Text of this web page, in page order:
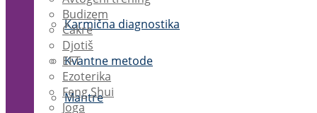
Karmična diagnostika
Kvantne metode
Mantre
Budizem
Čakre
Djotiš
EFT
Ezoterika
Feng Shui
Joga